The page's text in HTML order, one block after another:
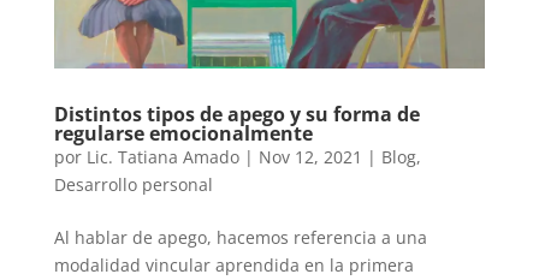
Distintos tipos de apego y su forma de
regularse emocionalmente
por Lic. Tatiana Amado| Nov 12, 2021 | Blog,
Desarrollo personal
Al hablar de apego, hacemos referencia a una
modalidad vincular aprendida en la primera